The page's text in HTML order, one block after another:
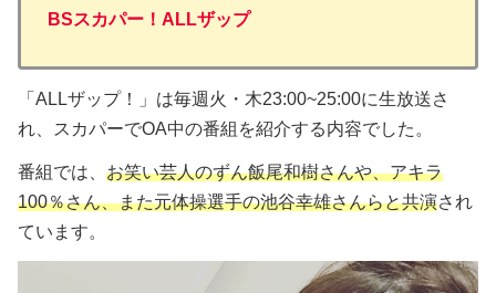
BSスカパー！ALLザップ
「ALLザップ！」は毎週火・木23:00~25:00に生放送さ
れ、スカパーでOA中の番組を紹介する内容でした。
番組では、 お笑い芸人のずん飯尾和樹さんや、アキラ
100％さん、また元体操選手の池谷幸雄さんらと共演され
ています。